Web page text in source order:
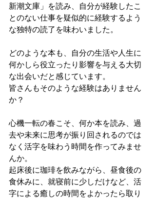
新潮文庫」を読み、自分が経験したこ
とのない仕事を疑似的に経験するよう
な独特の読了を味わいました。
どのような本も、自分の生活や人生に
何かしら役立ったり影響を与える大切
な出会いだと感じています。
皆さんもそのような経験はありません
か？
心機一転の春こそ、何か本を読み、過
去や未来に思考が振り回されるのでは
なく活字を味わう時間を作ってみませ
んか。
起床後に珈琲を飲みながら、昼食後の
食休みに、就寝前に少しだけなど、活
字による癒しの時間をよかったら取り